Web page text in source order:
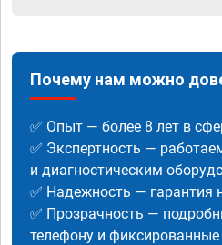
Почему нам можно
✅ Опыт — более 8 лет в
✅ Экспертность —
и диагностическим
✅ Надежность — гарантия
✅ Прозрачность —
телефону и